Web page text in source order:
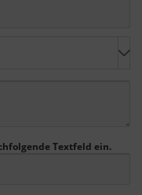
Textfeld ein.
verbessern.
die
mit